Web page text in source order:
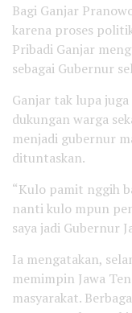
Bagi Ganjar
karena proses
Pribadi Ganjar
sebagai Gubernur
Ganjar tak lupa
dukungan warga
menjadi gubernur
dituntaskan.
“Kulo pamit nggih
nanti kulo mpun
saya jadi Gubernur
Ia mengatakan,
memimpin Jawa
masyarakat.